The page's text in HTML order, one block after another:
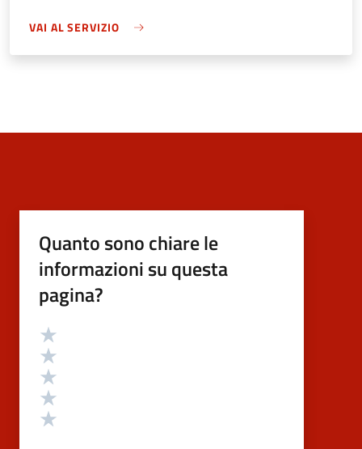
VAI AL SERVIZIO
Quanto sono chiare le
informazioni su questa
pagina?
Valutazione